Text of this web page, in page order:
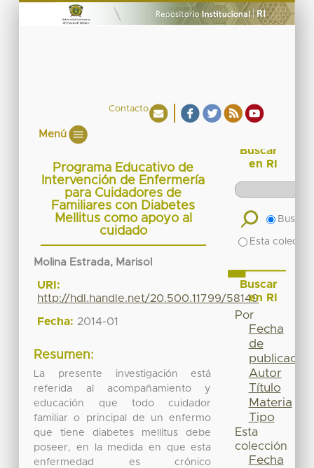
Contacto
Menú
Programa Educativo de
Intervención de Enfermería
para Cuidadores de
Familiares con Diabetes
Mellitus como apoyo al
cuidado
Molina Estrada, Marisol
URI:
http://hdl.handle.net/20.500.11799/58149
Fecha: 2014-01
Resumen:
La presente investigación está
referida al acompañamiento y
educación que todo cuidador
familiar o principal de un enfermo
que tiene diabetes mellitus debe
poseer, en la medida en que esta
enfermedad es crónico
Buscar
en RI
Buscar
Esta
Buscar
en RI
Por
Fecha
de
publicación
Autor
Título
Materia
Tipo
Esta
colección
Fecha